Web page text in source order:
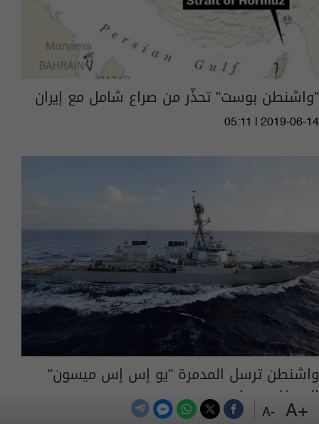
+A
-A
"واشنطن بوست" تحذّر من صراع شامل مع إيران
05:11 | 2019-06-14
واشنطن ترسل المدمرة "يو إس إس ميسون"
إلى خليج عمان
02:02 | 2019-06-14